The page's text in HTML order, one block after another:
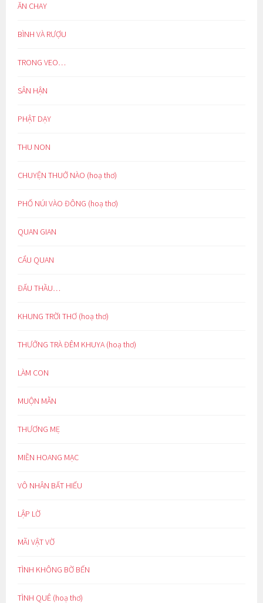
ĂN CHAY
BÌNH VÀ RƯỢU
TRONG VEO…
SÂN HẬN
PHẬT DẠY
THU NON
CHUYỆN THUỞ NÀO (hoạ thơ)
PHỐ NÚI VÀO ĐÔNG (hoạ thơ)
QUAN GIAN
CẨU QUAN
ĐẤU THẦU…
KHUNG TRỜI THƠ (hoạ thơ)
THƯỞNG TRÀ ĐÊM KHUYA (hoạ thơ)
LÀM CON
MUỘN MẰN
THƯƠNG MẸ
MIỀN HOANG MẠC
VÔ NHÂN BẤT HIẾU
LẬP LỜ
MÃI VẬT VỜ
TÌNH KHÔNG BỜ BẾN
TÌNH QUÊ (hoạ thơ)